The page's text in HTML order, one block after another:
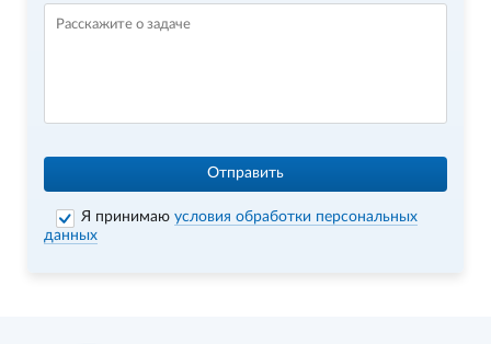
Отправить
Я принимаюусловия обработки персональных
данных